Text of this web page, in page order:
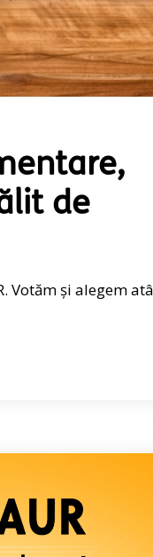
de
Votăm și alegem